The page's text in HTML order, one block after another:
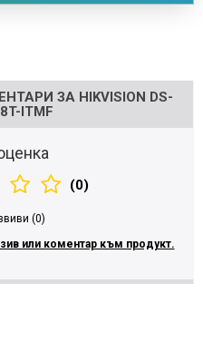
ЗА HIKVISION DS-
ITMF
(0)
(0)
или коментар към продукт.